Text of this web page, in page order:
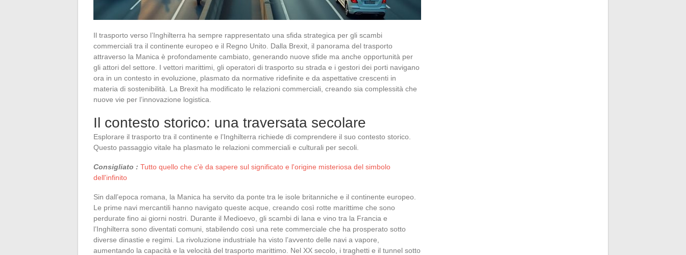
Il trasporto verso l’Inghilterra ha sempre rappresentato una sfida strategica per gli scambi
commerciali tra il continente europeo e il Regno Unito. Dalla Brexit, il panorama del trasporto
attraverso la Manica è profondamente cambiato, generando nuove sfide ma anche opportunità per
gli attori del settore. I vettori marittimi, gli operatori di trasporto su strada e i gestori dei porti navigano
ora in un contesto in evoluzione, plasmato da normative ridefinite e da aspettative crescenti in
materia di sostenibilità. La Brexit ha modificato le relazioni commerciali, creando sia complessità che
nuove vie per l’innovazione logistica.
Il contesto storico: una traversata secolare
Esplorare il trasporto tra il continente e l’Inghilterra richiede di comprendere il suo contesto storico.
Questo passaggio vitale ha plasmato le relazioni commerciali e culturali per secoli.
Consigliato : Tutto quello che c'è da sapere sul significato e l'origine misteriosa del simbolo
dell'infinito
Sin dall’epoca romana, la Manica ha servito da ponte tra le isole britanniche e il continente europeo.
Le prime navi mercantili hanno navigato queste acque, creando così rotte marittime che sono
perdurate fino ai giorni nostri. Durante il Medioevo, gli scambi di lana e vino tra la Francia e
l’Inghilterra sono diventati comuni, stabilendo così una rete commerciale che ha prosperato sotto
diverse dinastie e regimi. La rivoluzione industriale ha visto l’avvento delle navi a vapore,
aumentando la capacità e la velocità del trasporto marittimo. Nel XX secolo, i traghetti e il tunnel sotto